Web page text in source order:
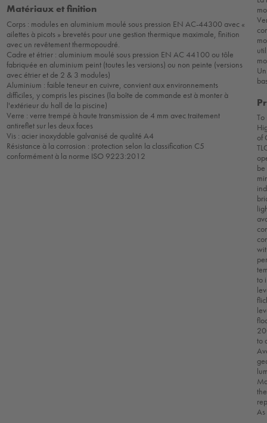
Matériaux et finition
Corps : modules en aluminium moulé sous pression EN AC-44300 avec «
ailettes à picots » brevetés pour une gestion thermique maximale, finition
avec un revêtement thermopoudré.
Cadre et étrier : aluminium moulé sous pression EN AC 44100 ou tôle
fabriquée en aluminium peint (toutes les versions) ou non peinte (versions
avec étrier et de 2 & 3 modules)
Aluminium : faible teneur en cuivre, convient aux environnements
difficiles, y compris les piscines (la boîte de commande est à monter à
l'extérieur du hall de la piscine)
Verre : verre trempé à haute transmission de 4 mm avec traitement
antireflet sur les deux faces
Vis : acier inoxydable galvanisé de qualité A4
Résistance à la corrosion : protection selon la classification C5
conformément à la norme ISO 9223:2012
To
of
to
to